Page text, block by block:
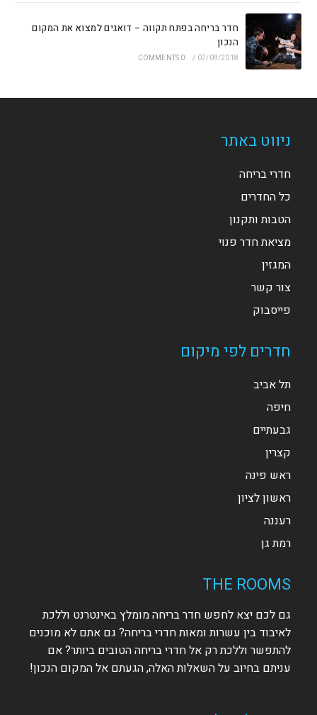
חדר בריחה בפתח תקווה – דואגים למצוא את המקום
הנכון
07/09/2018
/
0 COMMENTS
ניווט באתר
חדרי בריחה
כל החדרים
הטבות ותקנון
מציאת חדר פנוי
המגזין
צור קשר
פייסבוק
חדרים לפי מיקום
תל אביב
חיפה
גבעתיים
קצרין
ראש פינה
ראשון לציון
רעננה
רמת גן
THE ROOMS
גם לכם יצא לחפש חדר בריחה מומלץ באינטרנט וללכת
לאיבוד בין עשרות ומאות חדרי בריחה? גם אתם לא מוכנים
להתפשר וללכת רק אל חדרי בריחה הטובים ביותר? אם
עניתם בחיוב על השאלות האלה, הגעתם אל המקום הנכון!